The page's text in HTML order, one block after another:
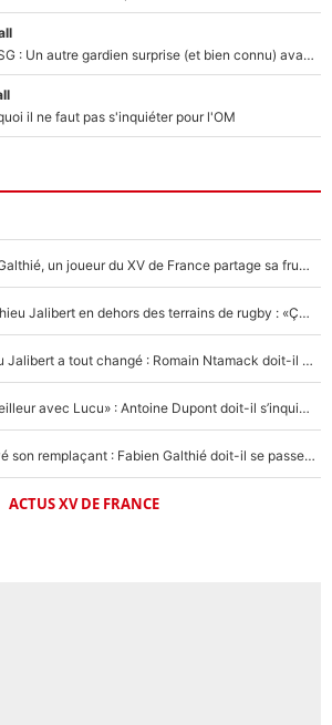
Zion Suzuki arrive au PSG : Un autre gardien surprise (et bien connu) avait été imaginé par Luis Campos !
il ne faut pas s'inquiéter pour l'OM
Mis de côté par Fabien Galthié, un joueur du XV de France partage sa frustration : «ils ne me l’ont pas dit tout de suite»
La raison d'être de Matthieu Jalibert en dehors des terrains de rugby : «Ça m'atteint autant que si tu touches à un membre de ma famille»
XV de France - Matthieu Jalibert a tout changé : Romain Ntamack doit-il s’inquiéter pour sa place à un an de la Coupe du monde ?
«Le XV de France est meilleur avec Lucu» : Antoine Dupont doit-il s’inquiéter pour sa place ?
Le XV de France a trouvé son remplaçant : Fabien Galthié doit-il se passer d'Antoine Dupont ?
ACTUS XV DE FRANCE